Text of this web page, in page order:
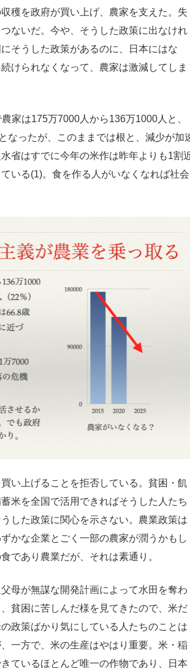
穫を政府が買い上げ、農家を支えた。失
ないだ。今や、そうした政策に出なけれ
そうした政策があるのに、日本にはな
けられなくなって、農家は激減してしま
家は175万7000人から136万1000人と、
なったが、このままでは根と、減少が加
省はすでに今年の米作は昨年よりも1割
いる(1)。食を作る人がいなくなれば社会
い上げることを拒否している。貧困・飢
米を全国で活用できればそうした人たち
した政策に関心を示さない。農業政策は
かな企業とごく一部の農家が潤うかもし
であり農業だが、それは素通り。
母が無謀な開発計画によって水田を奪わ
貧困に苦しんだ様を見てきたので、米だ
政策ばかり気にしている人たちのことは
一方で、米の生産はやはり重要。米・稲
ているほとんど唯一の作物であり、日本